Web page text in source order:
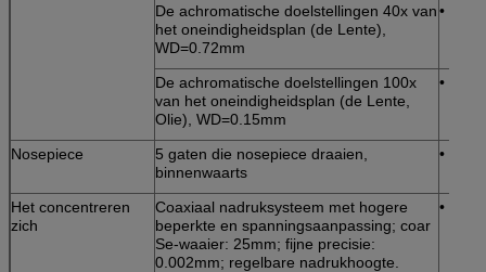
De achromatische doelstellingen 40x van
het oneindigheidsplan (de Lente),
WD=0.72mm
•
De achromatische doelstellingen 100x
van het oneindigheidsplan (de Lente,
Olie), WD=0.15mm
•
Nosepiece
5 gaten die nosepiece draaien,
binnenwaarts
•
Het concentreren
zich
Coaxiaal nadruksysteem met hogere
beperkte en spanningsaanpassing; coar
Se-waaier: 25mm; fijne precisie:
0.002mm; regelbare nadrukhoogte.
•